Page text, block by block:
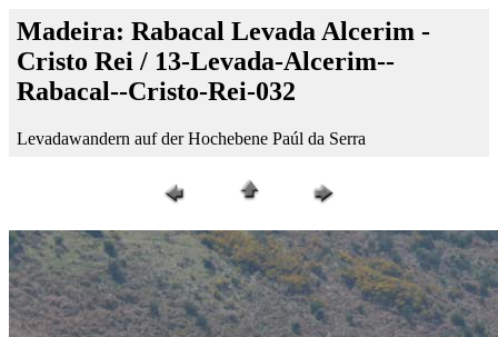
Madeira: Rabacal Levada Alcerim -
Cristo Rei / 13-Levada-Alcerim--
Rabacal--Cristo-Rei-032
Levadawandern auf der Hochebene Paúl da Serra